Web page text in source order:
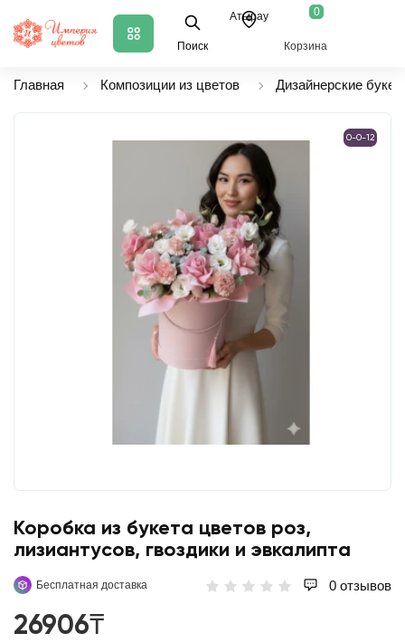
Поиск
Атырау 0
Корзина
Главная Композиции из цветов Дизайнерские
0-0-12
Коробка из букета цветов роз,
лизиантусов, гвоздики и эвкалипта
Бесплатная доставка 0 отзывов
26906₸